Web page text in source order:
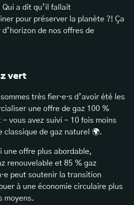
a dit qu’il fallait
pour préserver la planète ?! Ça
de nos offres de
vert
très fier·e·s d’avoir été les
une offre de gaz 100 %
- vous avez suivi - 10 fois moins
classique de gaz naturel 🌍.
une offre plus abordable,
renouvelable et 85 % gaz
peut soutenir la transition
à une économie circulaire plus
moyens.